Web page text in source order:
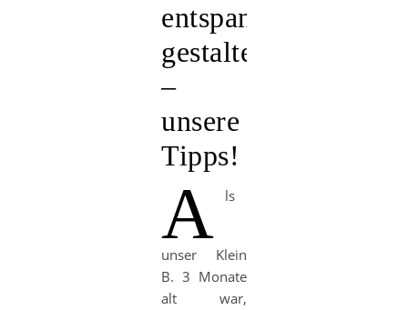
entspannt
gestalten
–
unsere
Tipps!
A ls
unser Klein
B. 3 Monate
alt war,